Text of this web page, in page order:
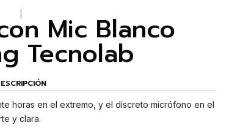
Mic Blanco
Tecnolab
horas en el extremo, y el discreto micrófono en el
y clara.